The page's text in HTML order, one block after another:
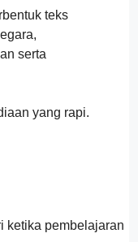
teks
serta
yang rapi.
ketika pembelajaran